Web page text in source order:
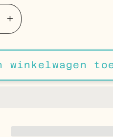
Aantal
verhogen
voor
Zilverkleurige
Transparante
Bar
winkelwagen